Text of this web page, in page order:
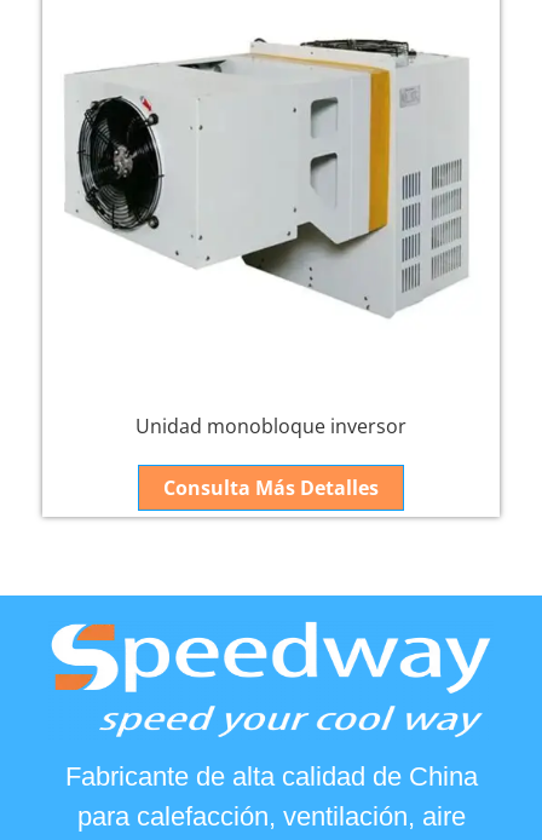
Unidad monobloque inversor
Consulta Más Detalles
Fabricante de alta calidad de China
para calefacción, ventilación, aire